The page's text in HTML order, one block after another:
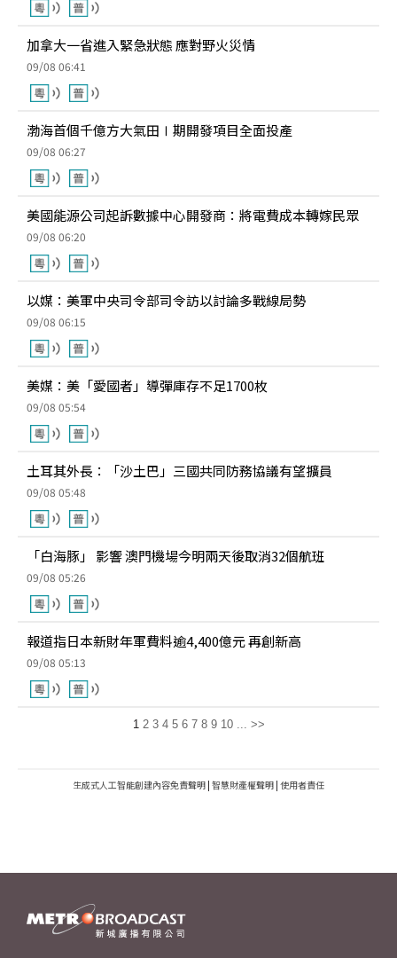
加拿大一省進入緊急狀態 應對野火災情
09/08 06:41
渤海首個千億方大氣田Ⅰ期開發項目全面投產
09/08 06:27
美國能源公司起訴數據中心開發商：將電費成本轉嫁民眾
09/08 06:20
以媒：美軍中央司令部司令訪以討論多戰線局勢
09/08 06:15
美媒：美「愛國者」導彈庫存不足1700枚
09/08 05:54
土耳其外長：「沙土巴」三國共同防務協議有望擴員
09/08 05:48
「白海豚」 影響 澳門機場今明兩天後取消32個航班
09/08 05:26
報道指日本新財年軍費料逾4,400億元 再創新高
09/08 05:13
1 2 3 4 5 6 7 8 9 10 ... >>
生成式人工智能創建內容免責聲明 | 智慧財產權聲明 | 使用者責任